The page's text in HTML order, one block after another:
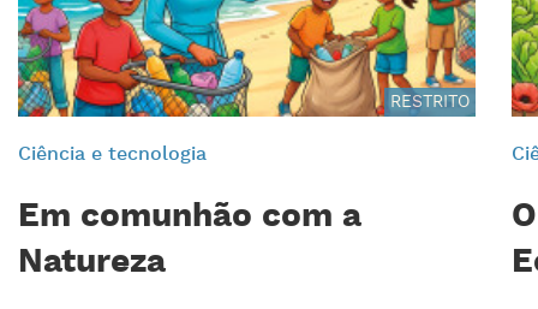
RESTRITO
Ciência e tecnologia
Em comunhão com a
Natureza